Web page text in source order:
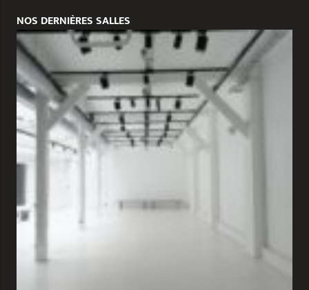
NOS DERNIÈRES SALLES